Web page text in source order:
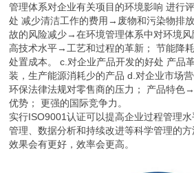
管理体系对企业有关项目的环境影响 进行
处 减少清洁工作的费用→废物和污染物排
故的风险减少→在环境管理体系中对环境
高技术水平→工艺和过程的革新； 节能降
处置成本。 c.对企业产品开发的好处 产品
装，生产能源消耗少的产品 d.对企业市场
环保法律法规对零售商的压力； 产品特色
优势； 更强的国际竞争力。
实行ISO9001认证可以提高企业过程管理
管理、数据分析和持续改进等科学管理的
效果会有更好，效率会更高。